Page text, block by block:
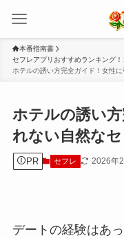
本番指南書
セフレアプリおすすめランキング
ホテルの誘い方完全ガイド！女性
ホテルの誘い
れない自然な
PR セフレ 2026年
デートの経験はあ